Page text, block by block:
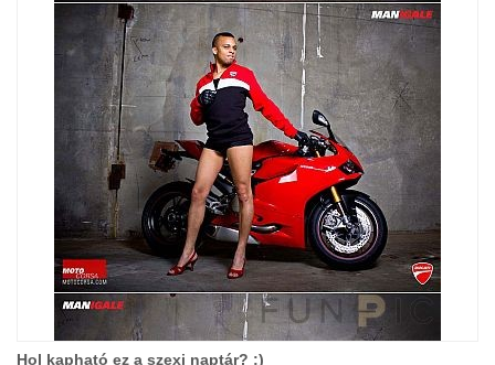
Hol kapható ez a szexi naptár? :)